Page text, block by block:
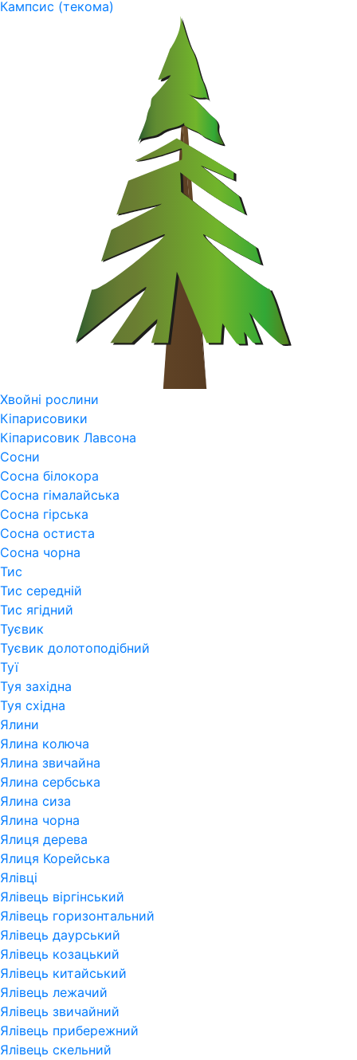
Кампсис (текома)
Хвойні рослини
Кіпарисовики
Кіпарисовик Лавсона
Сосни
Сосна білокора
Сосна гімалайська
Сосна гірська
Сосна остиста
Сосна чорна
Тис
Тис середній
Тис ягідний
Туєвик
Туєвик долотоподібний
Туї
Туя західна
Туя східна
Ялини
Ялина колюча
Ялина звичайна
Ялина сербська
Ялина сиза
Ялина чорна
Ялиця дерева
Ялиця Корейська
Ялівці
Ялівець віргінський
Ялівець горизонтальний
Ялівець даурський
Ялівець козацький
Ялівець китайський
Ялівець лежачий
Ялівець звичайний
Ялівець прибережний
Ялівець скельний